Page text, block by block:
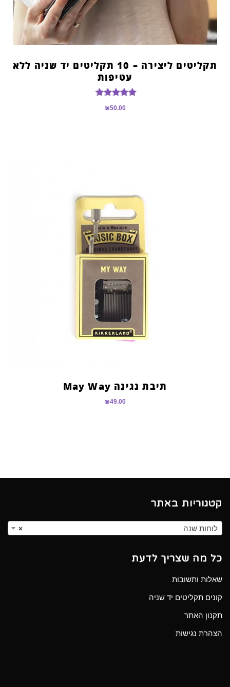
תקליטים ליצירה – 10 תקליטים יד שניה ללא
עטיפות
5.00
₪50.00
תיבת נגינה May Way
₪49.00
קטגוריות באתר
× לוחות שנה
כל מה שצריך לדעת
שאלות ותשובות
קונים תקליטים יד שניה
תקנון האתר
הצהרת נגישות